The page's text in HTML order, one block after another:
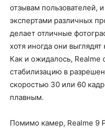
отзывам пользователей,
экспертами различных
делает отличные
хотя иногда они
Как и ожидалось, Realme
стабилизацию в
скоростью 30 или 60
плавным.
Помимо камер, Realme 9